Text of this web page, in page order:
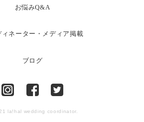
お悩みQ&A
ィネーター・メディア掲載
ブログ
la!hal wedding coordinator.